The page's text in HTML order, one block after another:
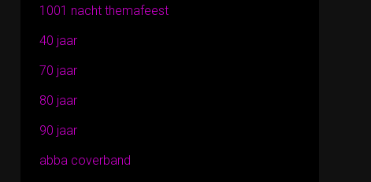
1001 nacht themafeest
40 jaar
70 jaar
80 jaar
90 jaar
abba coverband